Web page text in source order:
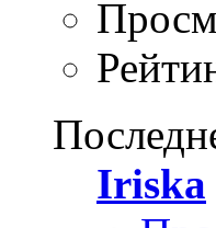
Iriska